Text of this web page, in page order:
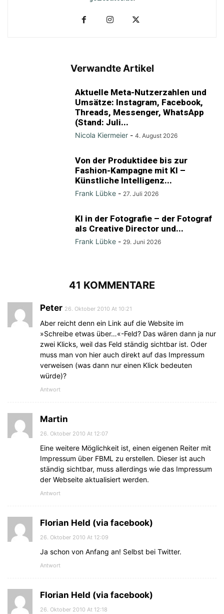
Verwandte Artikel
Aktuelle Meta-Nutzerzahlen und
Umsätze: Instagram, Facebook,
Threads, Messenger, WhatsApp
(Stand: Juli...
Nicola Kiermeier - 4. August 2026
Von der Produktidee bis zur
Fashion-Kampagne mit KI –
Künstliche Intelligenz...
Frank Lübke - 27. Juli 2026
KI in der Fotografie – der Fotograf
als Creative Director und...
Frank Lübke - 29. Juni 2026
41 KOMMENTARE
Peter 26. Oktober 2010 At 10:21
Aber reicht denn ein Link auf die Website im
»Schreibe etwas über…«-Feld? Das wären dann ja nur
zwei Klicks, weil das Feld ständig sichtbar ist. Oder
muss man von hier auch direkt auf das Impressum
verweisen (was dann nur einen Klick bedeuten
würde)?
Antwort
Martin
26. Oktober 2010 At 12:07
Eine weitere Möglichkeit ist, einen eigenen Reiter mit
Impressum über FBML zu erstellen. Dieser ist auch
ständig sichtbar, muss allerdings wie das Impressum
der Webseite aktualisiert werden.
Antwort
Florian Held (via facebook)
26. Oktober 2010 At 12:09
Ja schon von Anfang an! Selbst bei Twitter.
Antwort
Florian Held (via facebook)
26. Oktober 2010 At 12:18